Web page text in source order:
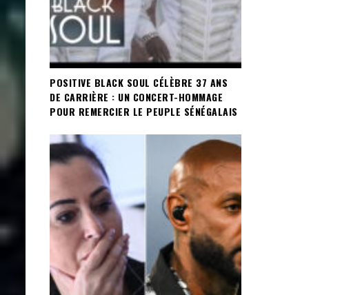
POSITIVE BLACK SOUL CÉLÈBRE 37 ANS
DE CARRIÈRE : UN CONCERT-HOMMAGE
POUR REMERCIER LE PEUPLE SÉNÉGALAIS